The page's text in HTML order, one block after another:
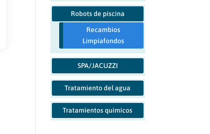
Robots de piscina
Recambios
Limpiafondos
SPA/JACUZZI
Tratamiento del agua
Tratamientos químicos